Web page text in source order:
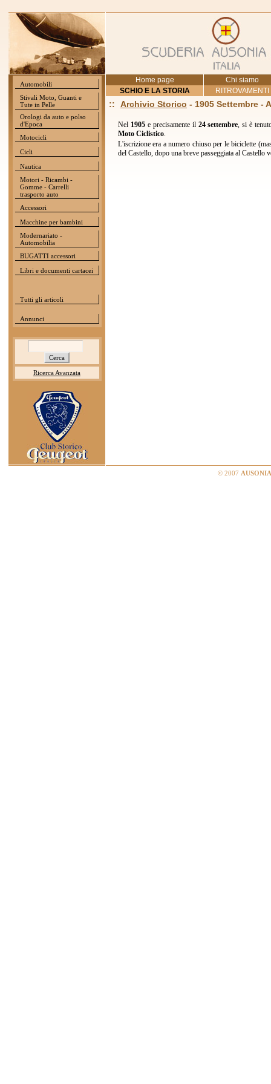
Automobili
Stivali Moto, Guanti e
Tute in Pelle
Orologi da auto e polso
d'Epoca
Motocicli
Cicli
Nautica
Motori - Ricambi -
Gomme - Carrelli
trasporto auto
Accessori
Macchine per bambini
Modernariato -
Automobilia
BUGATTI accessori
Libri e documenti cartacei
Tutti gli articoli
Annunci
Ricerca Avanzata
Home page
Chi siamo
SCHIO E LA STORIA
RITROVAMENTI
:: Archivio Storico - 1905 Settembre -
Nel 1905e precisamente il 24 settembre, si è
Moto Ciclistico.
L'iscrizione era a numero chiuso per le biciclette
del Castello, dopo una breve passeggiata al
© 2007